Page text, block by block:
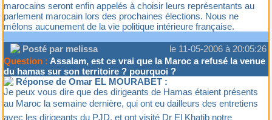
marocains seront enfin appelés à choisir leurs représentants au
parlement marocain lors des prochaines élections. Nous ne
mêlons aucunement de la vie politique intérieure française.
Posté par melissa
le 11-05-2006 à 20:05:26
Question : Assalam, est ce vrai que la Maroc a refusé la venue
du hamas sur son territoire ? pourquoi ?
Réponse de Omar EL MOURABET :
Je peux vous dire que des dirigeants de Hamas étaient présents
au Maroc la semaine dernière, qui ont eu dailleurs des entretiens
avec les dirigeants du PJD, et ont visité Dr El Khatib notre